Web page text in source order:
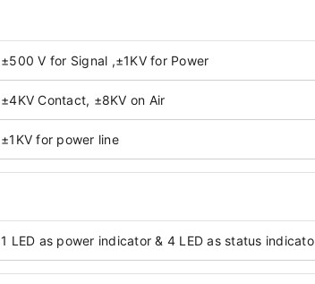
±500 V for Signal ,±1KV for Power
±4KV Contact, ±8KV on Air
±1KV for power line
1 LED as power indicator & 4 LED as status